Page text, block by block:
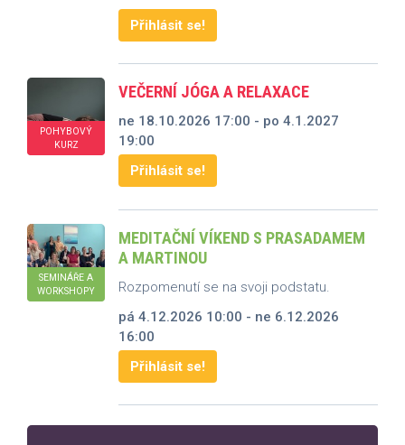
Přihlásit se!
POHYBOVÝ
KURZ
VEČERNÍ JÓGA A RELAXACE
ne 18.10.2026 17:00 - po 4.1.2027
19:00
Přihlásit se!
SEMINÁŘE A
WORKSHOPY
MEDITAČNÍ VÍKEND S PRASADAMEM
A MARTINOU
Rozpomenutí se na svoji podstatu.
pá 4.12.2026 10:00 - ne 6.12.2026
16:00
Přihlásit se!